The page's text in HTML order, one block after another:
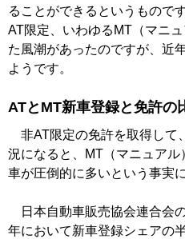
ることができるというもので
AT限定、いわゆるMT（マニ
た風潮があったのですが、近
ようです。
ATとMT新車登録と免許の
非AT限定の免許を取得して
況になると、MT（マニュアル
車が圧倒的に多いという事実
日本自動車販売協会連合会
年において新車登録シェアの